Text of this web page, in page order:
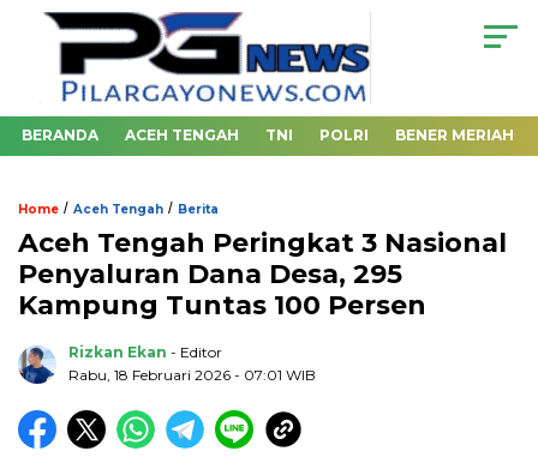
BERANDA ACEH TENGAH TNI POLRI BENER MERIAH
Home / Aceh Tengah / Berita
Aceh Tengah Peringkat 3 Nasional
Penyaluran Dana Desa, 295
Kampung Tuntas 100 Persen
Rizkan Ekan - Editor
Rabu, 18 Februari 2026 - 07:01 WIB